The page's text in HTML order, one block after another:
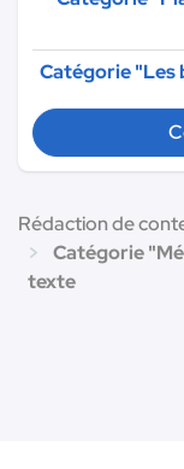
Catégorie "Les
Rédaction de
Catégorie
texte